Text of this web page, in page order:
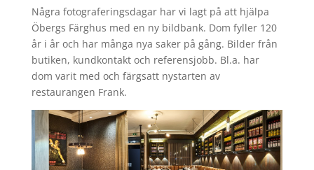
Några fotograferingsdagar har vi lagt på att hjälpa
Öbergs Färghus med en ny bildbank. Dom fyller 120
år i år och har många nya saker på gång. Bilder från
butiken, kundkontakt och referensjobb. Bl.a. har
dom varit med och färgsatt nystarten av
restaurangen Frank.